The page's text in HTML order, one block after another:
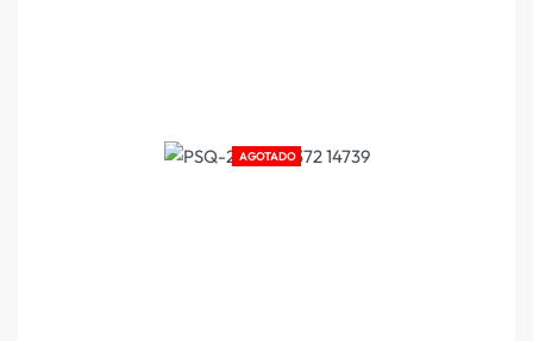
AGOTADO